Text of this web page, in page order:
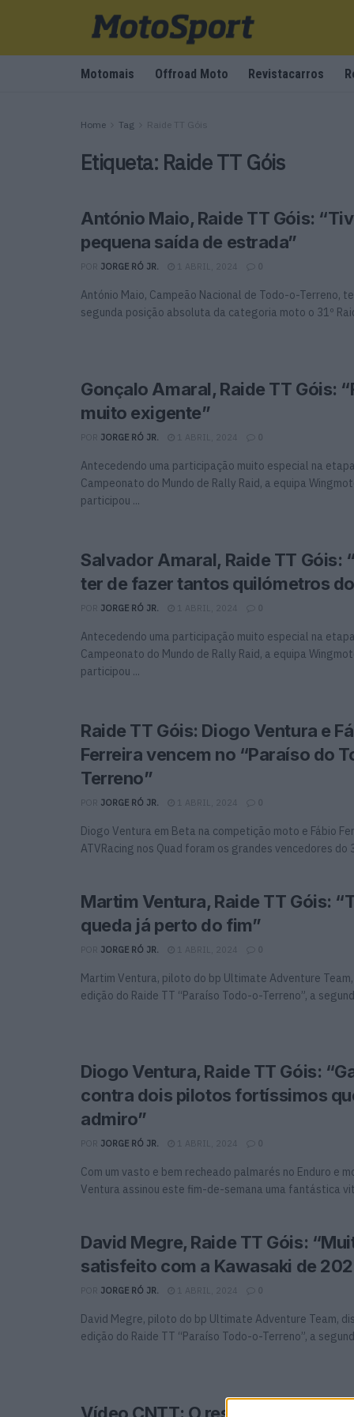
Motomais Offroad Moto Revistacarros
Home Tag Raide TT Góis
Etiqueta: Raide TT Góis
António Maio, Raide TT Góis:
pequena saída de estrada”
JORGE RÓ JR. 1 ABRIL, 2024 0
António Maio, Campeão Nacional de Todo-o-Terreno,
segunda posição absoluta da categoria moto o 31º
Gonçalo Amaral, Raide TT Góis:
muito exigente”
JORGE RÓ JR. 1 ABRIL, 2024 0
Antecedendo uma participação muito especial na
Campeonato do Mundo de Rally Raid, a equipa
participou ...
Salvador Amaral, Raide TT Góis:
ter de fazer tantos quilómetros
JORGE RÓ JR. 1 ABRIL, 2024 0
Antecedendo uma participação muito especial na
Campeonato do Mundo de Rally Raid, a equipa
participou ...
Raide TT Góis: Diogo Ventura e
Ferreira vencem no “Paraíso do
Terreno”
JORGE RÓ JR. 1 ABRIL, 2024 0
Diogo Ventura em Beta na competição moto e Fábio
ATVRacing nos Quad foram os grandes vencedores do
Martim Ventura, Raide TT Góis:
queda já perto do fim”
JORGE RÓ JR. 1 ABRIL, 2024 0
Martim Ventura, piloto do bp Ultimate Adventure Team,
edição do Raide TT “Paraíso Todo-o-Terreno”, a
Diogo Ventura, Raide TT Góis:
contra dois pilotos fortíssimos
admiro”
JORGE RÓ JR. 1 ABRIL, 2024 0
Com um vasto e bem recheado palmarés no Enduro e
Ventura assinou este fim-de-semana uma fantástica
David Megre, Raide TT Góis:
satisfeito com a Kawasaki de
JORGE RÓ JR. 1 ABRIL, 2024 0
David Megre, piloto do bp Ultimate Adventure Team,
edição do Raide TT “Paraíso Todo-o-Terreno”, a